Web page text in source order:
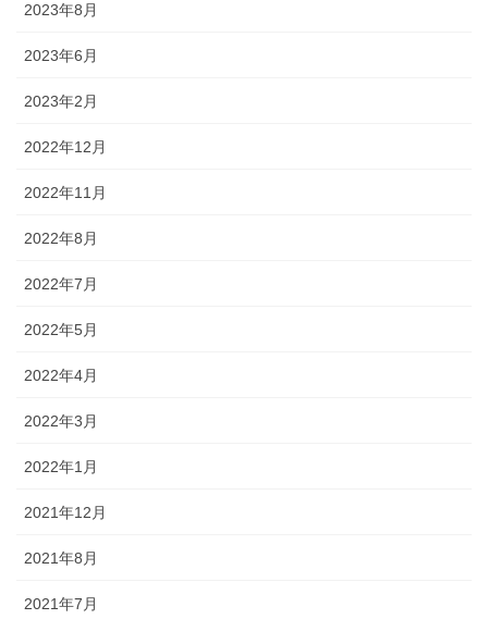
2023年8月
2023年6月
2023年2月
2022年12月
2022年11月
2022年8月
2022年7月
2022年5月
2022年4月
2022年3月
2022年1月
2021年12月
2021年8月
2021年7月